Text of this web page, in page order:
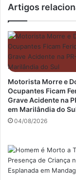
Artigos
Motorista Morre e
Ocupantes Ficam
Grave Acidente na
em Marilândia do
04/08/2026